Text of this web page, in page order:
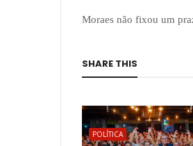
Moraes não fixou um
SHARE THIS
POLÍTICA